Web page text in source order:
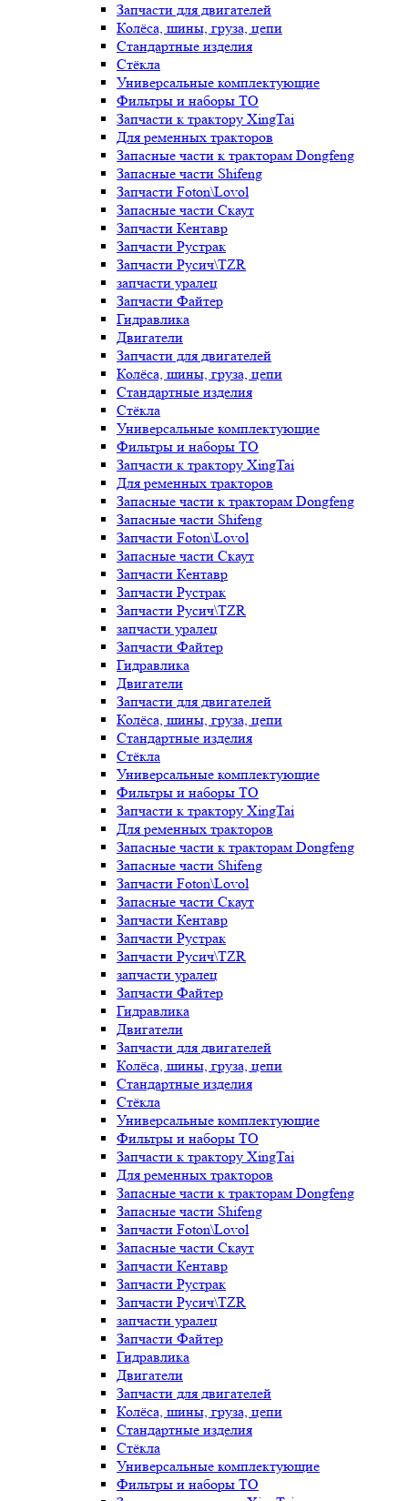
Запчасти для двигателей
Колёса, шины, груза, цепи
Стандартные изделия
Стёкла
Универсальные комплектующие
Фильтры и наборы ТО
Запчасти к трактору XingTai
Для ременных тракторов
Запасные части к тракторам Dongfeng
Запасные части Shifeng
Запчасти Foton\Lovol
Запасные части Скаут
Запчасти Кентавр
Запчасти Рустрак
Запчасти Русич\TZR
запчасти уралец
Запчасти Файтер
Гидравлика
Двигатели
Запчасти для двигателей
Колёса, шины, груза, цепи
Стандартные изделия
Стёкла
Универсальные комплектующие
Фильтры и наборы ТО
Запчасти к трактору XingTai
Для ременных тракторов
Запасные части к тракторам Dongfeng
Запасные части Shifeng
Запчасти Foton\Lovol
Запасные части Скаут
Запчасти Кентавр
Запчасти Рустрак
Запчасти Русич\TZR
запчасти уралец
Запчасти Файтер
Гидравлика
Двигатели
Запчасти для двигателей
Колёса, шины, груза, цепи
Стандартные изделия
Стёкла
Универсальные комплектующие
Фильтры и наборы ТО
Запчасти к трактору XingTai
Для ременных тракторов
Запасные части к тракторам Dongfeng
Запасные части Shifeng
Запчасти Foton\Lovol
Запасные части Скаут
Запчасти Кентавр
Запчасти Рустрак
Запчасти Русич\TZR
запчасти уралец
Запчасти Файтер
Гидравлика
Двигатели
Запчасти для двигателей
Колёса, шины, груза, цепи
Стандартные изделия
Стёкла
Универсальные комплектующие
Фильтры и наборы ТО
Запчасти к трактору XingTai
Для ременных тракторов
Запасные части к тракторам Dongfeng
Запасные части Shifeng
Запчасти Foton\Lovol
Запасные части Скаут
Запчасти Кентавр
Запчасти Рустрак
Запчасти Русич\TZR
запчасти уралец
Запчасти Файтер
Гидравлика
Двигатели
Запчасти для двигателей
Колёса, шины, груза, цепи
Стандартные изделия
Стёкла
Универсальные комплектующие
Фильтры и наборы ТО